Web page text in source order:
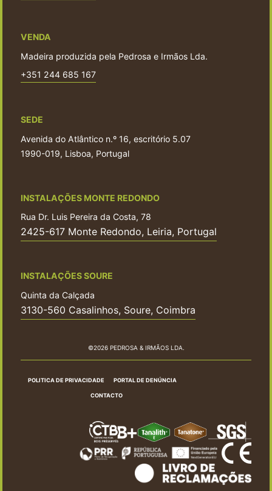
VENDA
Madeira produzida pela Pedrosa e Irmãos Lda.
+351 244 685 167
SEDE
Avenida do Atlântico n.º 16, escritório 5.07
1990-019, Lisboa, Portugal
INSTALAÇÕES MONTE REDONDO
Rua Dr. Luis Pereira da Costa, 78
2425-617 Monte Redondo, Leiria, Portugal
INSTALAÇÕES SOURE
Quinta da Calçada
3130-560 Casalinhos, Soure, Coimbra
©2026 PEDROSA & IRMÃOS LDA.
POLITICA DE PRIVACIDADE PORTAL DE DENÚNCIA
CONTACTO